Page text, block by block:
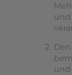
und
und